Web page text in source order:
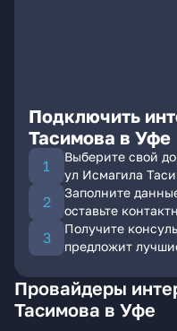
Подключить
Тасимова в Уфе
Выберите свой
ул Исмагила
Заполните
оставьте
Получите
предложит
Провайдеры
Тасимова в Уфе